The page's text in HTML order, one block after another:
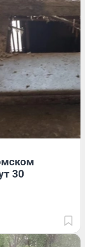
30